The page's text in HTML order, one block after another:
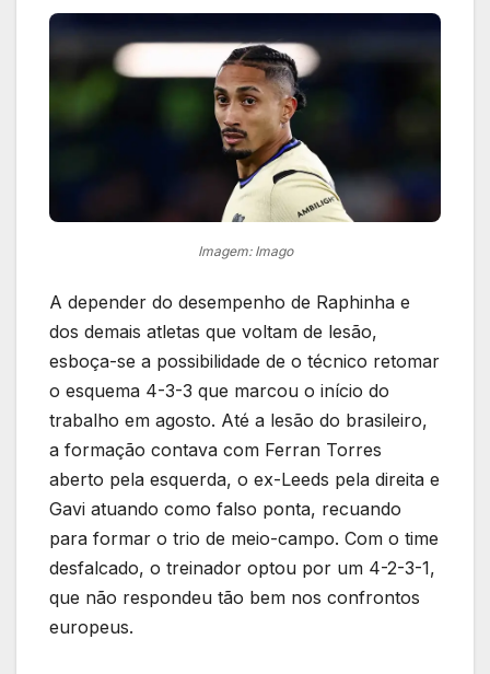
Imagem: Imago
A depender do desempenho de Raphinha e
dos demais atletas que voltam de lesão,
esboça-se a possibilidade de o técnico retomar
o esquema 4-3-3 que marcou o início do
trabalho em agosto. Até a lesão do brasileiro,
a formação contava com Ferran Torres
aberto pela esquerda, o ex-Leeds pela direita e
Gavi atuando como falso ponta, recuando
para formar o trio de meio-campo. Com o time
desfalcado, o treinador optou por um 4-2-3-1,
que não respondeu tão bem nos confrontos
europeus.